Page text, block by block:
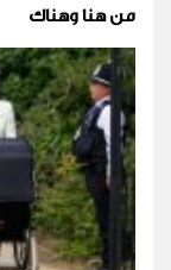
من هنا وهناك